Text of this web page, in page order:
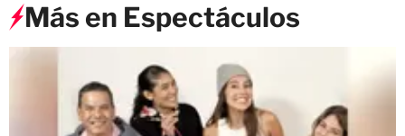
Más en Espectáculos